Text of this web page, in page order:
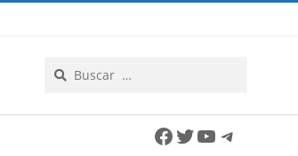
Facebook
Twitter
YouTube